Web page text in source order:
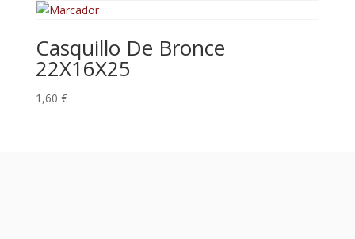
Casquillo De Bronce
22X16X25
1,60 €